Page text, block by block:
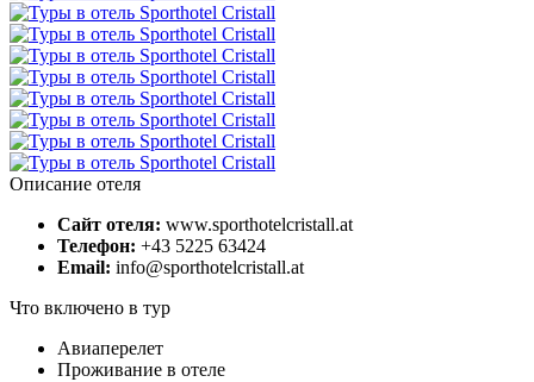
Описание отеля
Сайт отеля: www.sporthotelcristall.at
Телефон: +43 5225 63424
Email: info@sporthotelcristall.at
Что включено в тур
Авиаперелет
Проживание в отеле